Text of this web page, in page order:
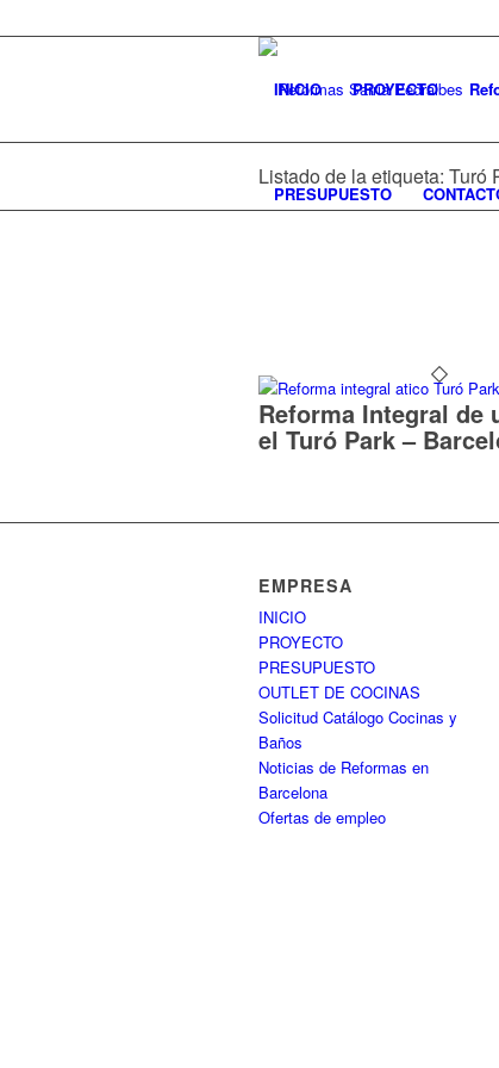
INICIO PROYECTO
PRESUPUESTO
Listado de la etiqueta: Turó
Reforma Integral de
el Turó Park –
EMPRESA
INICIO
PROYECTO
PRESUPUESTO
OUTLET DE COCINAS
Solicitud Catálogo Cocinas y
Baños
Noticias de Reformas en
Barcelona
Ofertas de empleo